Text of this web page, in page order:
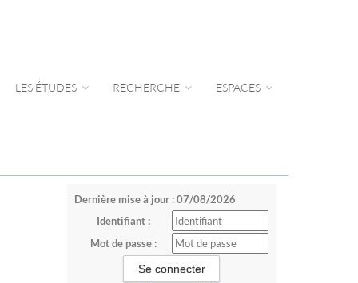
LES ÉTUDES RECHERCHE ESPACES
Dernière mise à jour : 07/08/2026
Identifiant :
Mot de passe :